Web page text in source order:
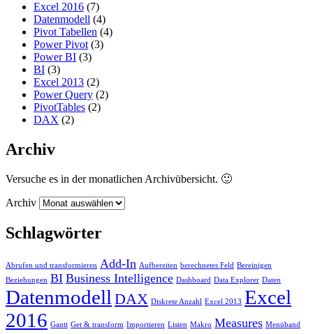
Excel 2016 (7)
Datenmodell (4)
Pivot Tabellen (4)
Power Pivot (3)
Power BI (3)
BI (3)
Excel 2013 (2)
Power Query (2)
PivotTables (2)
DAX (2)
Archiv
Versuche es in der monatlichen Archivübersicht. 🙂
Archiv
Schlagwörter
Abrufen und transformieren Add-In Aufbereiten berechnetes Feld Bereinigen
Beziehungen BI Business Intelligence Dashboard Data Explorer Daten
Datenmodell DAX Diskrete Anzahl Excel 2013 Excel
2016 Gantt Get & transform Importieren Listen Makro Measures Menüband